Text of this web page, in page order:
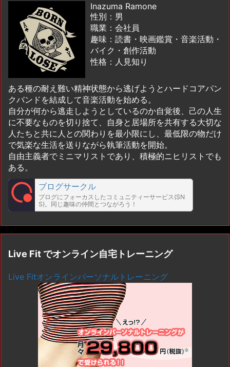
Inazuma Ramone
性別：男
職業：会社員
趣味：読書・映画鑑賞・音楽活動・
バイク・創作活動
性格：人見知り
ある種の耐え難い精神状態から逃げようとハードコアパン
クバンドを結成して音楽活動を始める。
自分が何から逃走しようとしているのか自覚後、己の人生
に不要なものを切り捨て、自身と居場所を共有する大切な
人たちと共に人との関わりを最小限にし、最低限の物だけ
で気楽な生活を送りながら執筆活動を開始。
自由主義者でミニマリストであり、積極的ニヒリストでも
ある。
ブログサークル
ブログにフォーカスしたコミュニティーサービス(SN
S)。同じ趣味の仲間とつながろう！
Live Fit でオンライン自宅トレーニング
Live Fitオンラインパーソナルトレーニング